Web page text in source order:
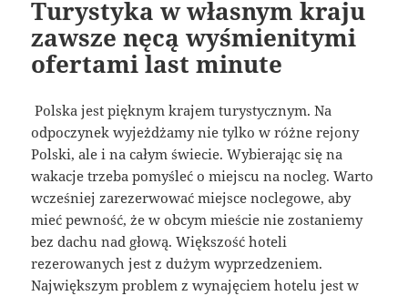
Turystyka w własnym kraju
zawsze nęcą wyśmienitymi
ofertami last minute
Polska jest pięknym krajem turystycznym. Na
odpoczynek wyjeżdżamy nie tylko w różne rejony
Polski, ale i na całym świecie. Wybierając się na
wakacje trzeba pomyśleć o miejscu na nocleg. Warto
wcześniej zarezerwować miejsce noclegowe, aby
mieć pewność, że w obcym mieście nie zostaniemy
bez dachu nad głową. Większość hoteli
rezerowanych jest z dużym wyprzedzeniem.
Największym problem z wynajęciem hotelu jest w